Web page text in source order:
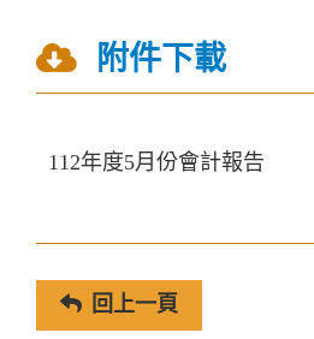
附件下載
112年度5月份會計報告
回上一頁